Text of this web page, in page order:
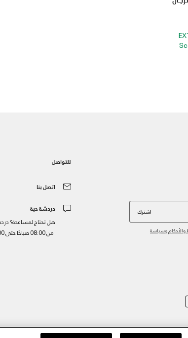
اشترك
وسياسة
للتواصل
اتصل بنا
دردشة حية
هل تحتاج لمساعدة؟
من 08:00 صباحًا حتى 17:00 مساءً
سياسة الخصوصية/الشروط والأحكام/سياسة الكوكيز